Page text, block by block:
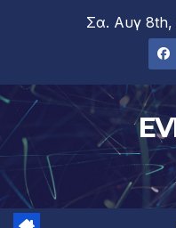
Σα. Αυγ 8th,